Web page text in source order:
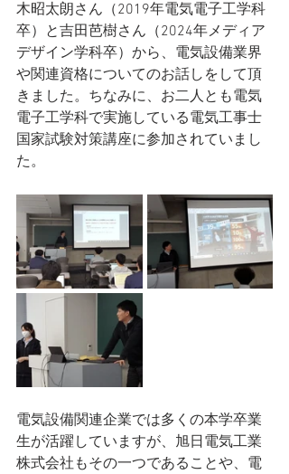
木昭太朗さん（2019年電気電子工学科
卒）と吉田芭樹さん（2024年メディア
デザイン学科卒）から、電気設備業界
や関連資格についてのお話しをして頂
きました。ちなみに、お二人とも電気
電子工学科で実施している電気工事士
国家試験対策講座に参加されていまし
た。
電気設備関連企業では多くの本学卒業
生が活躍していますが、旭日電気工業
株式会社もその一つであることや、電